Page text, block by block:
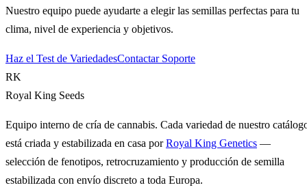
Nuestro equipo puede ayudarte a elegir las semillas perfectas para tu
clima, nivel de experiencia y objetivos.
Haz el Test de VariedadesContactar Soporte
RK
Royal King Seeds
Equipo interno de cría de cannabis. Cada variedad de nuestro
está criada y estabilizada en casa porRoyal King Genetics —
selección de fenotipos, retrocruzamiento y producción de semilla
estabilizada con envío discreto a toda Europa.